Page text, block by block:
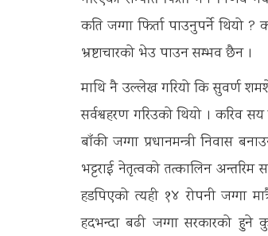
कति जग्गा फिर्ता पाउनुपर्ने थियो ?
भ्रष्टाचारको भेउ पाउन सम्भव छैन ।
माथि नै उल्लेख गरियो कि सुवर्ण
सर्वश्वहरण गरिउको थियो । करिव
बाँकी जग्गा प्रधानमन्त्री निवास
भट्टराई नेतृत्वको तत्कालिन
हडपिएको त्यही १४ रोपनी जग्गा
हदभन्दा बढी जग्गा सरकारको